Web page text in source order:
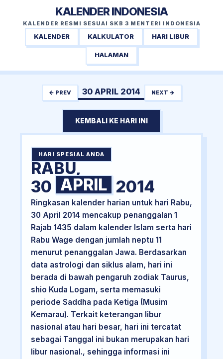
KALENDER INDONESIA
KALENDER RESMI SESUAI SKB 3 MENTERI INDONESIA
KALENDER KALKULATOR HARI LIBUR
HALAMAN
← PREV 30 APRIL 2014 NEXT →
KEMBALI KE HARI INI
HARI SPESIAL ANDA
RABU,
30 APRIL 2014
Ringkasan kalender harian untuk hari Rabu,
30 April 2014 mencakup penanggalan 1
Rajab 1435 dalam kalender Islam serta hari
Rabu Wage dengan jumlah neptu 11
menurut penanggalan Jawa. Berdasarkan
data astrologi dan siklus alam, hari ini
berada di bawah pengaruh zodiak Taurus,
shio Kuda Logam, serta memasuki
periode Saddha pada Ketiga (Musim
Kemarau). Terkait keterangan libur
nasional atau hari besar, hari ini tercatat
sebagai Tanggal ini bukan merupakan hari
libur nasional., sehingga informasi ini